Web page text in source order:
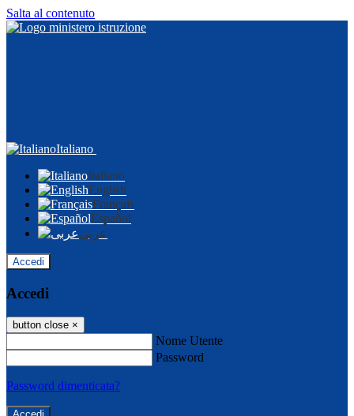
Salta al contenuto
Italiano
Italiano
English
Français
Español
عربى
Accedi
Accedi
button close ×
Nome Utente
Password
Password dimenticata?